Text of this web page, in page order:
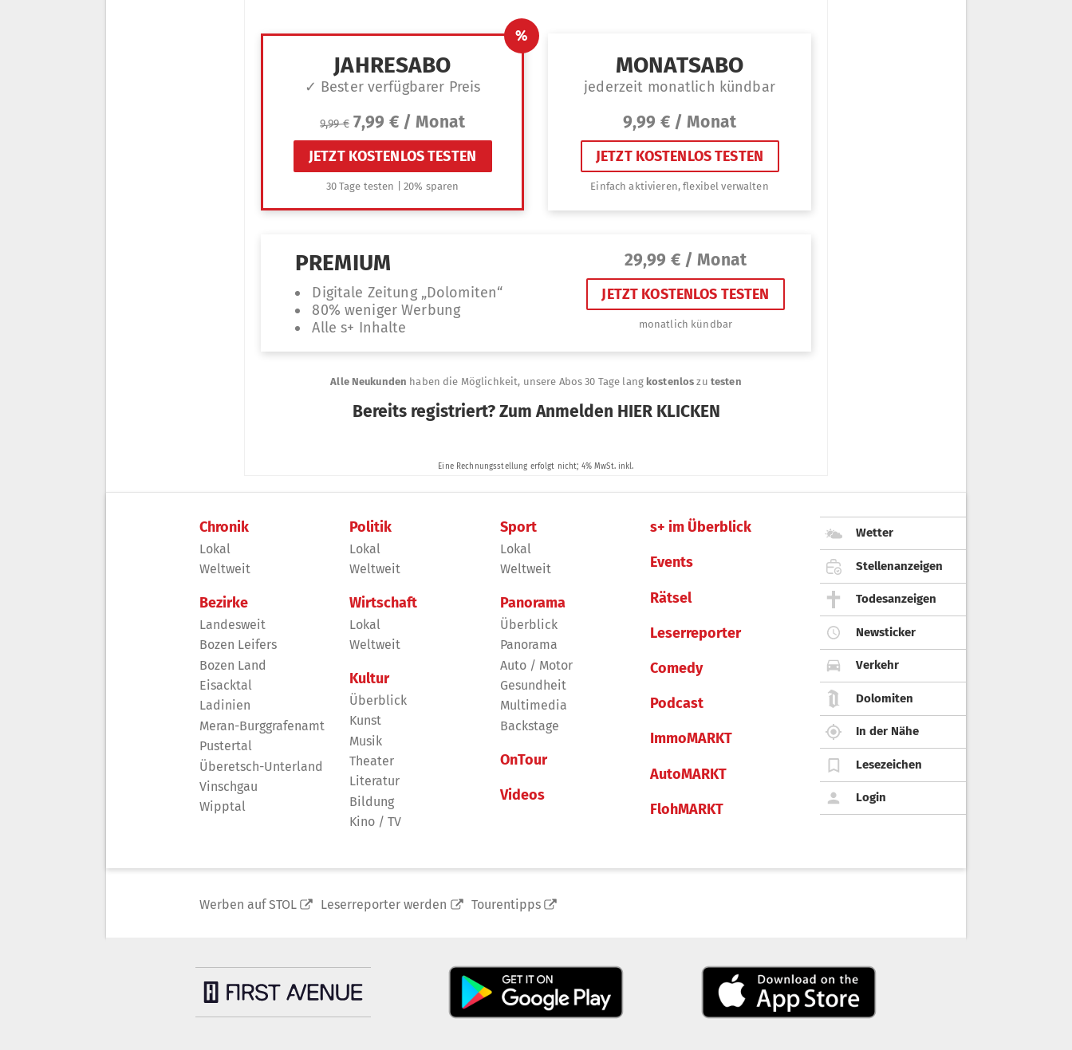
Chronik
Lokal
Weltweit
Bezirke
Landesweit
Bozen Leifers
Bozen Land
Eisacktal
Ladinien
Meran-Burggrafenamt
Pustertal
Überetsch-Unterland
Vinschgau
Wipptal
Politik
Lokal
Weltweit
Wirtschaft
Lokal
Weltweit
Kultur
Überblick
Kunst
Musik
Theater
Literatur
Bildung
Kino / TV
Sport
Lokal
Weltweit
Panorama
Überblick
Panorama
Auto / Motor
Gesundheit
Multimedia
Backstage
OnTour
Videos
s+ im Überblick
Events
Rätsel
Leserreporter
Comedy
Podcast
ImmoMARKT
AutoMARKT
FlohMARKT
Wetter
Stellenanzeigen
Todesanzeigen
Newsticker
Verkehr
Dolomiten
In der Nähe
Lesezeichen
Login
Werben auf STOL Leserreporter werden Tourentipps